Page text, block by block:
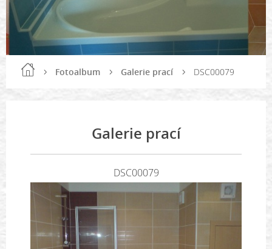
Fotoalbum Galerie prací DSC00079
Galerie prací
DSC00079